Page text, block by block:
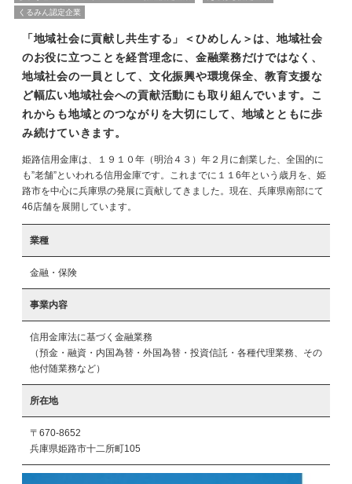
くるみん認定企業
「地域社会に貢献し共生する」＜ひめしん＞は、地域社会
のお役に立つことを経営理念に、金融業務だけではなく、
地域社会の一員として、文化振興や環境保全、教育支援な
ど幅広い地域社会への貢献活動にも取り組んでいます。こ
れからも地域とのつながりを大切にして、地域とともに歩
み続けていきます。
姫路信用金庫は、１９１０年（明治４３）年２月に創業した、全国的に
も”老舗”といわれる信用金庫です。これまでに１１6年という歳月を、姫
路市を中心に兵庫県の発展に貢献してきました。現在、兵庫県南部にて
46店舗を展開しています。
業種
金融・保険
事業内容
信用金庫法に基づく金融業務
（預金・融資・内国為替・外国為替・投資信託・各種代理業務、その
他付随業務など）
所在地
〒670-8652
兵庫県姫路市十二所町105